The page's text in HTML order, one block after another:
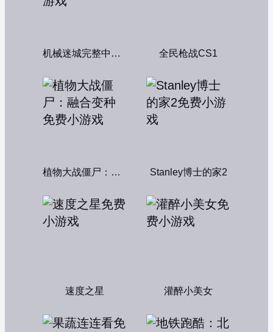
机械迷城完整中文版 全民枪战CS1
植物大战僵尸：融合变种 Stanley博士的家2
速度之星 灌醉小美女